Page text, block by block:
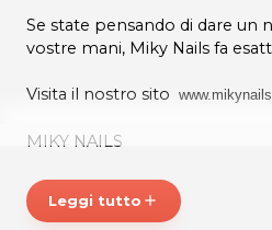
Se state pensando di dare un
vostre mani, Miky Nails fa
Visita il nostro sito
MIKY NAILS
33100 Udine
P.IVA 02252280306
Leggi tutto add